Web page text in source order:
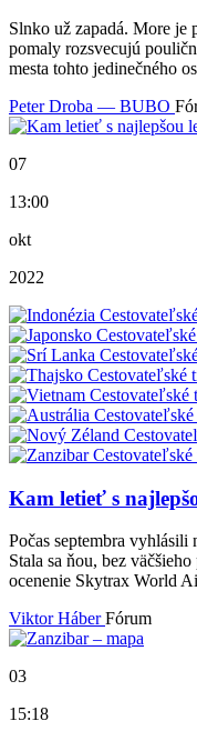
Slnko už zapadá. More je
pomaly rozsvecujú
mesta tohto jedinečného
Peter Droba — BUBO
07
13:00
okt
2022
Kam letieť s
Počas septembra vyhlásili
Stala sa ňou, bez
ocenenie Skytrax World
Viktor HáberFórum
03
15:18